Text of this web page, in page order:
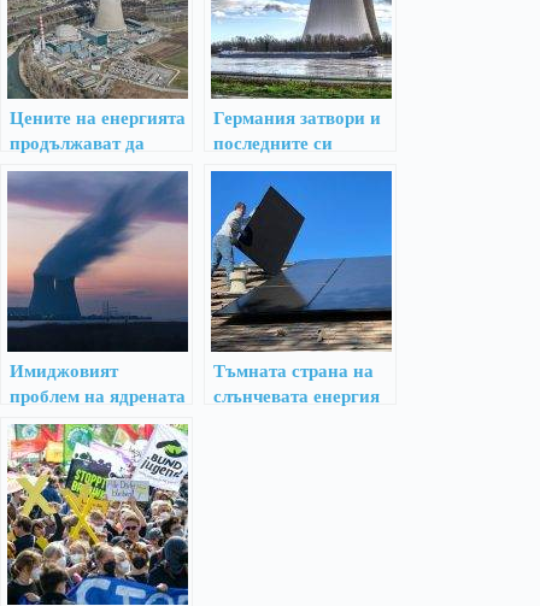
Цените на енергията
продължават да
растат през 2022 г.
Германия затвори и
последните си
ядрени централи
Имиджовият
проблем на ядрената
енергетика
Тъмната страна на
слънчевата енергия